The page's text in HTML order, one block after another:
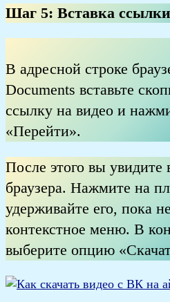
Шаг 5: Вставка
В адресной строке
Documents вставьте
ссылку на видео и
«Перейти».
После этого вы увидите
браузера. Нажмите на
удерживайте его, пока
контекстное меню. В
выберите опцию